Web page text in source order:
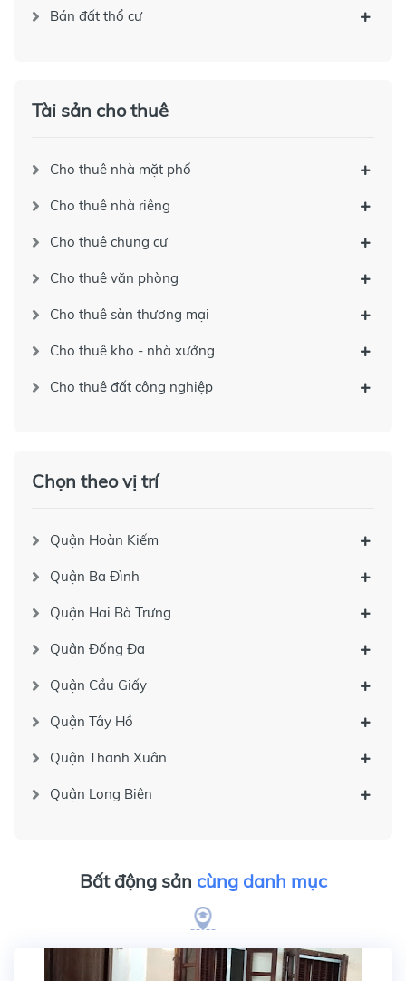
Bán đất thổ cư
Tài sản cho thuê
Cho thuê nhà mặt phố
Cho thuê nhà riêng
Cho thuê chung cư
Cho thuê văn phòng
Cho thuê sàn thương mại
Cho thuê kho - nhà xưởng
Cho thuê đất công nghiệp
Chọn theo vị trí
Quận Hoàn Kiếm
Quận Ba Đình
Quận Hai Bà Trưng
Quận Đống Đa
Quận Cầu Giấy
Quận Tây Hồ
Quận Thanh Xuân
Quận Long Biên
Bất động sản cùng danh mục